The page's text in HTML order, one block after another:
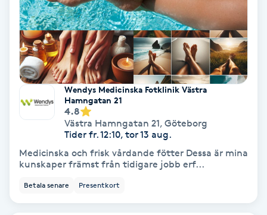
Fettreducering
Fibromassage
Fillers
Fotmassage
Fotvård
Fransar
Wendys Medicinska Fotklinik Västra
Hamngatan 21
4.8
Västra Hamngatan 21, Göteborg
Tider fr. 12:10, tor 13 aug.
Medicinska och frisk vårdande fötter Dessa är mina
kunskaper främst från tidigare jobb erf...
Betala senare Presentkort